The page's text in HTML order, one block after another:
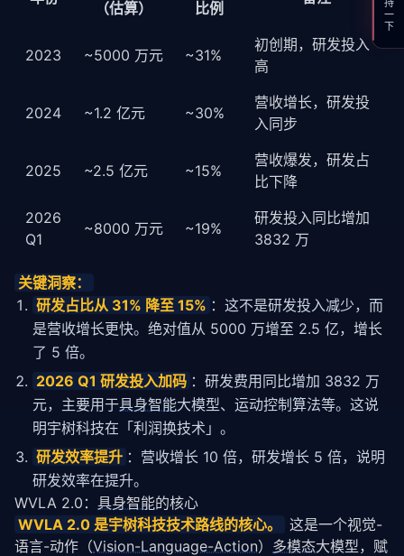
（估算） 比例
2023 ~5000 万元 ~31%
初创期，研发投入
高
2024 ~1.2 亿元 ~30%
营收增长，研发投
入同步
2025 ~2.5 亿元 ~15%
营收爆发，研发占
比下降
2026
Q1
~8000 万元 ~19%
研发投入同比增加
3832 万
关键洞察：
研发占比从 31% 降至 15% ：这不是研发投入减少，而
是营收增长更快。绝对值从 5000 万增至 2.5 亿，增长
了 5 倍。
2026 Q1 研发投入加码 ：研发费用同比增加 3832 万
元，主要用于具身智能大模型、运动控制算法等。这说
明宇树科技在「利润换技术」。
研发效率提升 ：营收增长 10 倍，研发增长 5 倍，说明
研发效率在提升。
WVLA 2.0： 具身智能的核心
WVLA 2.0 是宇树科技技术路线的核心。
这是一个视觉-
语言-动作（Vision-Language-Action） 多模态大模型，赋